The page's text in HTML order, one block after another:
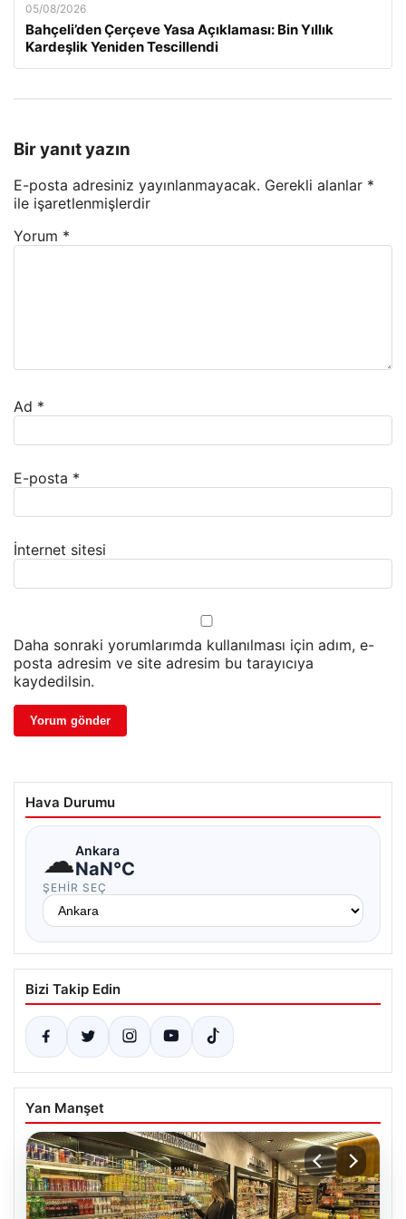
05/08/2026
Bahçeli’den Çerçeve Yasa Açıklaması: Bin Yıllık
Kardeşlik Yeniden Tescillendi
Bir yanıt yazın
E-posta adresiniz yayınlanmayacak. Gerekli alanlar *
ile işaretlenmişlerdir
Yorum *
Ad *
E-posta *
İnternet sitesi
Daha sonraki yorumlarımda kullanılması için adım, e-
posta adresim ve site adresim bu tarayıcıya
kaydedilsin.
Hava Durumu
☁Ankara
NaN°C
ŞEHIR SEÇ
Bizi Takip Edin
Yan Manşet